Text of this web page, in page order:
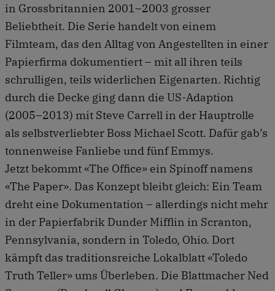
in Grossbritannien 2001–2003 grosser
Beliebtheit. Die Serie handelt von einem
Filmteam, das den Alltag von Angestellten in einer
Papierfirma dokumentiert – mit all ihren teils
schrulligen, teils widerlichen Eigenarten. Richtig
durch die Decke ging dann die US-Adaption
(2005–2013) mit Steve Carrell in der Hauptrolle
als selbstverliebter Boss Michael Scott. Dafür gab’s
tonnenweise Fanliebe und fünf Emmys.
Jetzt bekommt «The Office» ein Spinoff namens
«The Paper». Das Konzept bleibt gleich: Ein Team
dreht eine Dokumentation – allerdings nicht mehr
in der Papierfabrik Dunder Mifflin in Scranton,
Pennsylvania, sondern in Toledo, Ohio. Dort
kämpft das traditionsreiche Lokalblatt «Toledo
Truth Teller» ums Überleben. Die Blattmacher Ned